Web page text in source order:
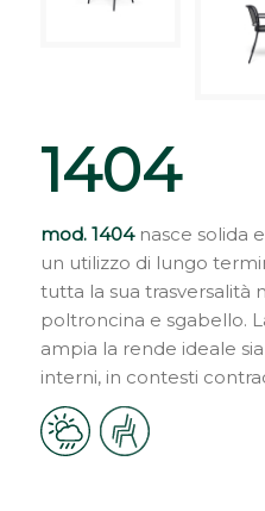
1404
mod. 1404 nasce solida
un utilizzo di lungo
tutta la sua trasversalità
poltroncina e sgabello.
ampia la rende ideale
interni, in contesti